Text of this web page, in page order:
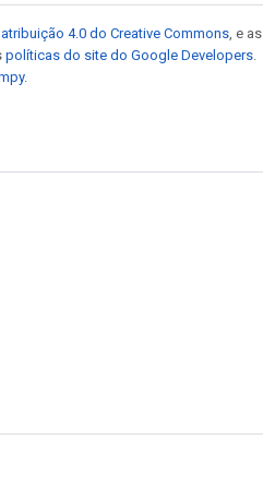
4.0 do Creative Commons , e as
políticas do site do Google Developers
.